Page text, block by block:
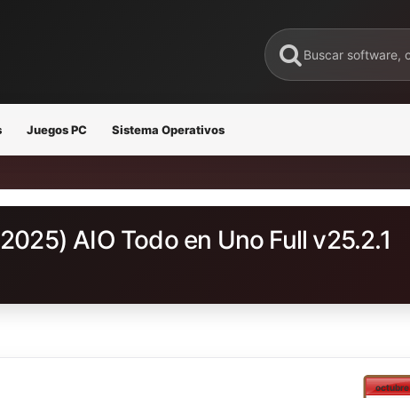
Juegos PC Sistema Operativos
AIO Todo en Uno Full v25.2.1
octubre